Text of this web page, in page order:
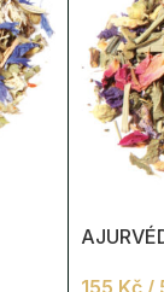
155 Kč/